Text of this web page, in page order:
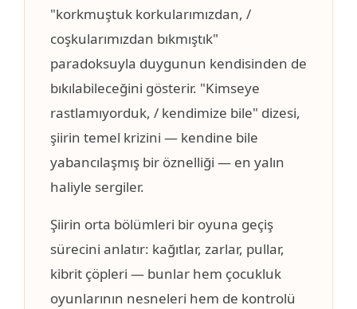
"korkmuştuk korkularımızdan, /
coşkularımızdan bıkmıştık"
paradoksuyla duygunun kendisinden de
bıkılabileceğini gösterir. "Kimseye
rastlamıyorduk, / kendimize bile" dizesi,
şiirin temel krizini — kendine bile
yabancılaşmış bir öznelliği — en yalın
haliyle sergiler.
Şiirin orta bölümleri bir oyuna geçiş
sürecini anlatır: kağıtlar, zarlar, pullar,
kibrit çöpleri — bunlar hem çocukluk
oyunlarının nesneleri hem de kontrolü